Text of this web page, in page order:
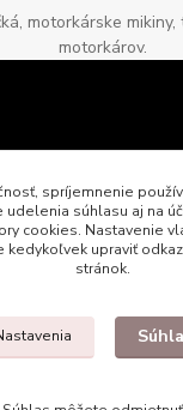
motorkárske
motorkárov.
motorkárov
spríjemnenie
udelenia súhlasu aj na
cookies. Nastavenie
kedykoľvek upraviť
stránok.